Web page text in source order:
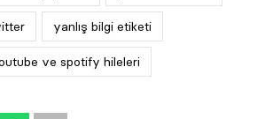
yanlış bilgi etiketi
ve spotify hileleri